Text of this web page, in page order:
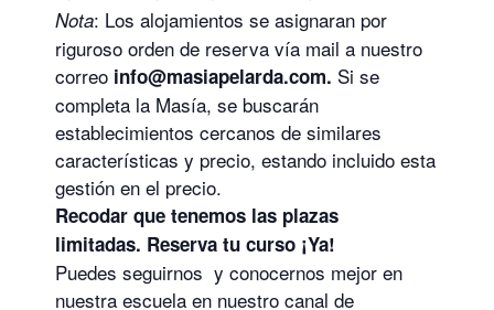
Nota: Los alojamientos se asignaran por
riguroso orden de reserva vía mail a nuestro
correo info@masiapelarda.com. Si se
completa la Masía, se buscarán
establecimientos cercanos de similares
características y precio, estando incluido esta
gestión en el precio.
Recodar que tenemos las plazas
limitadas. Reserva tu curso ¡Ya!
Puedes seguirnos y conocernos mejor en
nuestra escuela en nuestro canal de